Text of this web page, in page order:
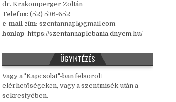
dr. Krakomperger Zoltán
Telefon: (52) 536-652
e-mail cím: szentannapl@gmail.com
honlap: https://szentannaplebania.dnyem.hu/
ÜGYINTÉZÉS
Vagy a "Kapcsolat"-ban felsorolt
elérhetőségeken, vagy a szentmisék után a
sekrestyében.